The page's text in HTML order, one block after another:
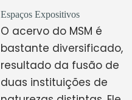
Espaços Expositivos
O acervo do MSM é
bastante diversificado,
resultado da fusão de
duas instituições de